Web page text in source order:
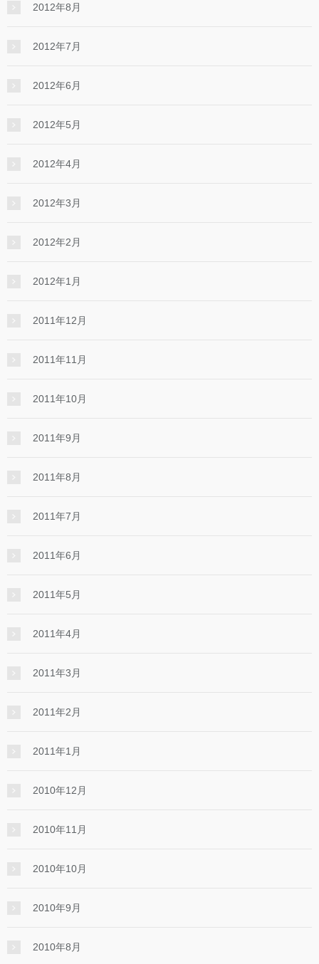
2012年8月
2012年7月
2012年6月
2012年5月
2012年4月
2012年3月
2012年2月
2012年1月
2011年12月
2011年11月
2011年10月
2011年9月
2011年8月
2011年7月
2011年6月
2011年5月
2011年4月
2011年3月
2011年2月
2011年1月
2010年12月
2010年11月
2010年10月
2010年9月
2010年8月